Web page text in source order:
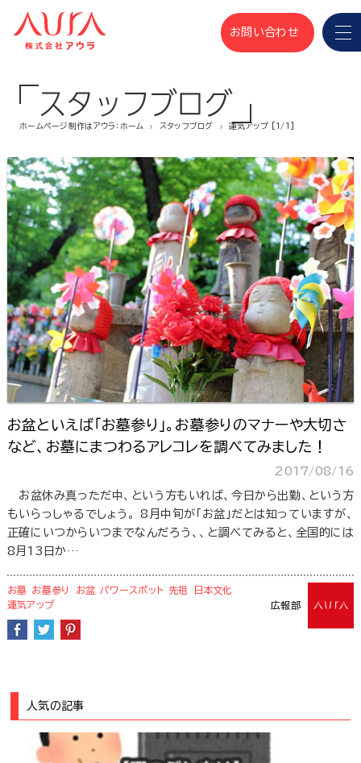
お問い合わせ
スタッフブログ
ホームページ制作はアウラ：ホーム スタッフブログ 運気アップ [1/1]
お盆といえば「お墓参り」。お墓参りのマナーや大切さ
など、お墓にまつわるアレコレを調べてみました！
2017/08/16
お盆休み真っただ中、という方もいれば、今日から出勤、という方
もいらっしゃるでしょう。 8月中旬が「お盆」だとは知っていますが、
正確にいつからいつまでなんだろう、、と調べてみると、全国的には
8月13日か…
広報部
お墓 お墓参り お盆 パワースポット 先祖
日本文化
運気アップ
人気の記事